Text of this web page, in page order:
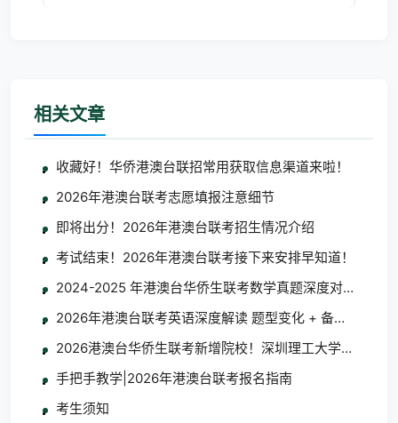
相关文章
收藏好！华侨港澳台联招常用获取信息渠道来啦！
2026年港澳台联考志愿填报注意细节
即将出分！2026年港澳台联考招生情况介绍
考试结束！2026年港澳台联考接下来安排早知道！
2024-2025 年港澳台华侨生联考数学真题深度对比分析
2026年港澳台联考英语深度解读 题型变化 + 备考指南
2026港澳台华侨生联考新增院校！深圳理工大学/大湾区
手把手教学|2026年港澳台联考报名指南
考生须知